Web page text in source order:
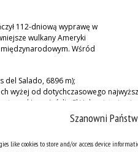
Szanowni
like cookies to store and/or access device
112-dniową wyprawę w
wulkany Ameryki
międzynarodowym. Wśród
del Salado, 6896 m);
wyżej od dotychczasowego
źródła El Volcanicto i
szczytów (Aconcagua, Ojos
i Pico de Orizaba; wulkanów